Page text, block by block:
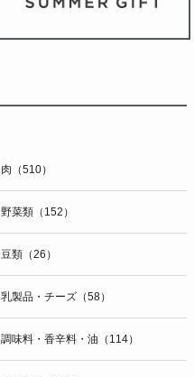
肉（510）
野菜類（152）
豆類（26）
乳製品・チーズ（58）
調味料・香辛料・油（114）